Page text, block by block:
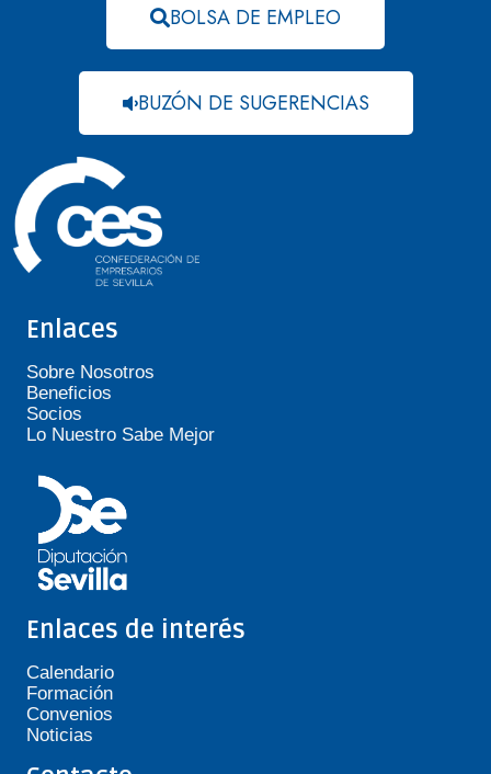
BOLSA DE EMPLEO
BUZÓN DE SUGERENCIAS
Enlaces
Sobre Nosotros
Beneficios
Socios
Lo Nuestro Sabe Mejor
Enlaces de interés
Calendario
Formación
Convenios
Noticias